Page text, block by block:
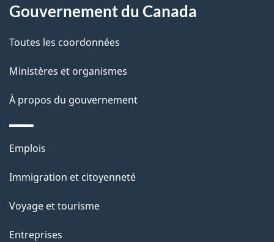
a
g
e
a
c
i
o
s
u
e
t
Gouvernement du Canada
Toutes les coordonnées
Ministères et organismes
À propos du gouvernement
Thèmes
sujets
Emplois
Immigration et citoyenneté
Voyage et tourisme
Entreprises